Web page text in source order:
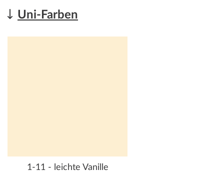
Uni-Farben
1-11 - leichte Vanille